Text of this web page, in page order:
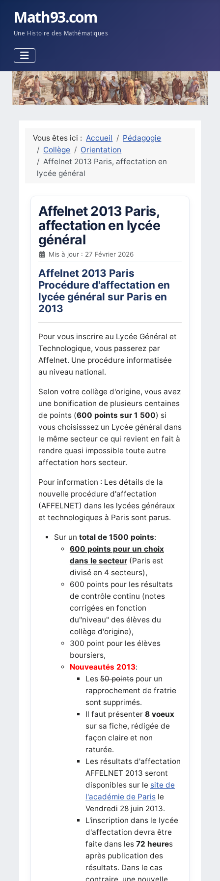
Math93.com
Une Histoire des Mathématiques
Vous êtes ici : Accueil
Pédagogie
Collège
Orientation
Affelnet 2013 Paris, affectation en
lycée général
Affelnet 2013 Paris,
affectation en lycée
général
Mis à jour : 27 Février 2026
Affelnet 2013 Paris
Procédure d'affectation en
lycée général sur Paris en
2013
Pour vous inscrire au Lycée Général et
Technologique, vous passerez par
Affelnet. Une procédure informatisée
au niveau national.
Selon votre collège d'origine, vous avez
une bonification de plusieurs centaines
de points (600 points sur 1 500) si
vous choisisssez un Lycée général dans
le même secteur ce qui revient en fait à
rendre quasi impossible toute autre
affectation hors secteur.
Pour information : Les détails de la
nouvelle procédure d'affectation
(AFFELNET) dans les lycées généraux
et technologiques à Paris sont parus.
Sur un total de 1500 points:
600 points pour un choix
dans le secteur(Paris est
divisé en 4 secteurs),
600 points pour les résultats
de contrôle continu (notes
corrigées en fonction
du"niveau" des élèves du
collège d'origine),
300 point pour les élèves
boursiers,
Nouveautés 2013:
Les 50 pointspour un
rapprochement de fratrie
sont supprimés.
Il faut présenter 8 voeux
sur sa fiche, rédigée de
façon claire et non
raturée.
Les résultats d'affectation
AFFELNET 2013 seront
disponibles sur le site de
l'académie de Parisle
Vendredi 28 juin 2013.
L'inscription dans le lycée
d'affectation devra être
faite dans les 72 heures
après publication des
résultats. Dans le cas